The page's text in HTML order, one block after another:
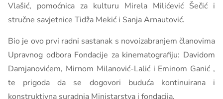
Vlašić, pomoćnica za kulturu Mirela Milićević Šečić i
stručne savjetnice Tidža Mekić i Sanja Arnautović.
Bio je ovo prvi radni sastanak s novoizabranjem članovima
Upravnog odbora Fondacije za kinematografiju: Davidom
Damjanovićem, Mirnom Milanović-Lalić i Eminom Ganić ,
te prigoda da se dogovori buduća kontinuirana i
konstruktivna suradnja Ministarstva i fondacija.